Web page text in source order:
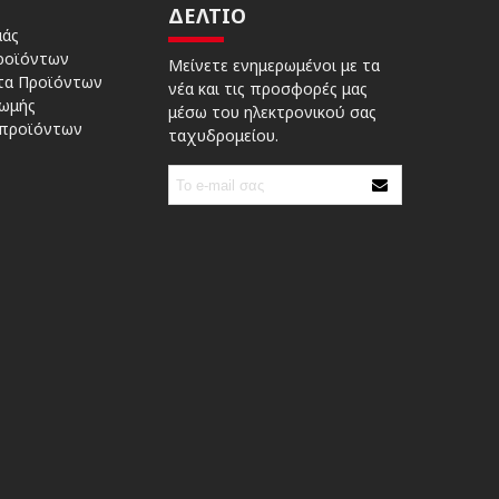
Προϊόντων
ΔΕΛΤΊΟ
Μείνετε ενημερωμένοι με τα
νέα και τις προσφορές μας
μέσω του ηλεκτρονικού σας
ταχυδρομείου.